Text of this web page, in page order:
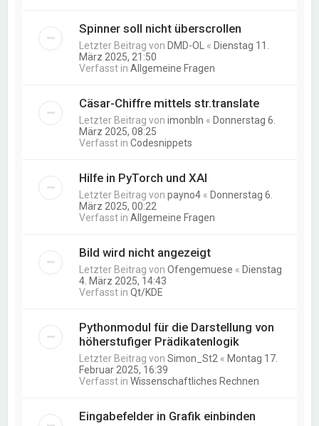
Spinner soll nicht überscrollen
Letzter Beitrag von DMD-OL « Dienstag 11.
März 2025, 21:50
Verfasst inAllgemeine Fragen
Cäsar-Chiffre mittels str.translate
Letzter Beitrag vonimonbln « Donnerstag 6.
März 2025, 08:25
Verfasst inCodesnippets
Hilfe in PyTorch und XAI
Letzter Beitrag vonpayno4 « Donnerstag 6.
März 2025, 00:22
Verfasst inAllgemeine Fragen
Bild wird nicht angezeigt
Letzter Beitrag vonOfengemuese « Dienstag
4. März 2025, 14:43
Verfasst inQt/KDE
Pythonmodul für die Darstellung von
höherstufiger Prädikatenlogik
Letzter Beitrag vonSimon_St2 « Montag 17.
Februar 2025, 16:39
Verfasst inWissenschaftliches Rechnen
Eingabefelder in Grafik einbinden